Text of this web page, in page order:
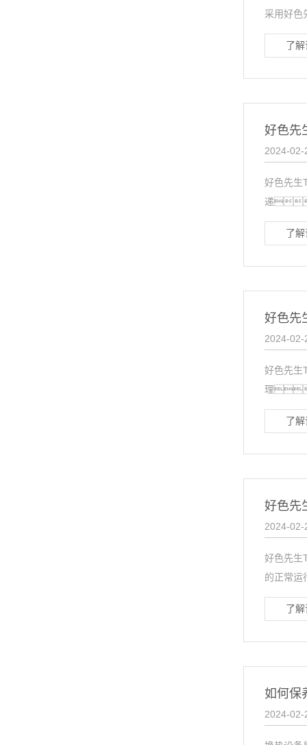
采用好
了
好色
2024-02-
好色先
递
了
好色先
2024-02-
好色先
理
了
好色
2024-02-
好色先
的正常
了
如何
2024-02-